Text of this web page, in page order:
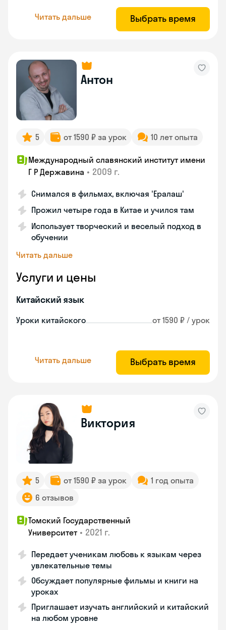
Читать дальше Выбрать время
Антон
5 от 1590 ₽ за урок 10 лет опыта
Международный славянский институт имени
Г Р Державина • 2009 г.
Снимался в фильмах, включая 'Ералаш'
Прожил четыре года в Китае и учился там
Использует творческий и веселый подход в
обучении
Читать дальше
Услуги и цены
Китайский язык
Уроки китайского от 1590 ₽ / урок
Читать дальше Выбрать время
Виктория
5 от 1590 ₽ за урок
1 год опыта
6 отзывов
Томский Государственный
Университет • 2021 г.
Передает ученикам любовь к языкам через
увлекательные темы
Обсуждает популярные фильмы и книги на
уроках
Приглашает изучать английский и китайский
на любом уровне